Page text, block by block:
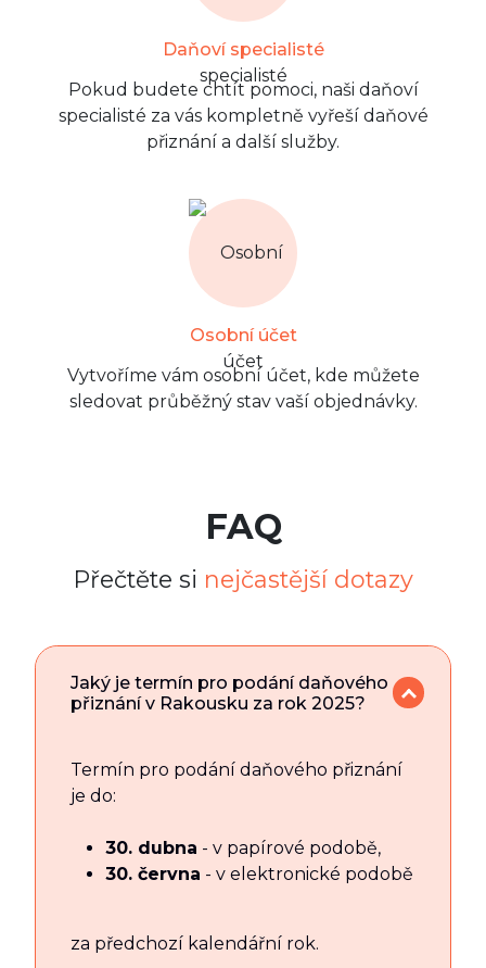
Daňoví specialisté
Pokud budete chtít pomoci, naši daňoví
specialisté za vás kompletně vyřeší daňové
přiznání a další služby.
Osobní účet
Vytvoříme vám osobní účet, kde můžete
sledovat průběžný stav vaší objednávky.
FAQ
Přečtěte si nejčastější dotazy
Jaký je termín pro podání daňového
přiznání v Rakousku za rok 2025?
Termín pro podání daňového přiznání
je do:
30. dubna - v papírové podobě,
30. června - v elektronické podobě
za předchozí kalendářní rok.